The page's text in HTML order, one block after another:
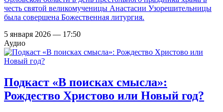
честь святой великомученицы Анастасии Узорешительницы
была совершена Божественная литургия.
5 января 2026 — 17:50
Аудио
Подкаст «В поисках смысла»:
Рождество Христово или Новый год?